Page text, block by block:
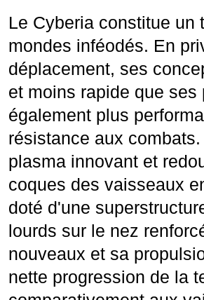
Le Cyberia constitue un
mondes inféodés. En
déplacement, ses
et moins rapide que
également plus
résistance aux
plasma innovant et
coques des vaisseaux
doté d'une
lourds sur le nez
nouveaux et sa
nette progression de la